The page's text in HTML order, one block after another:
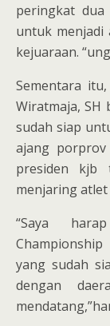
peringkat
untuk
kejuaraan.
Sementara
Wiratmaja,
sudah siap
ajang
presiden kjb
menjaring
“Saya
yang sudah
dengan